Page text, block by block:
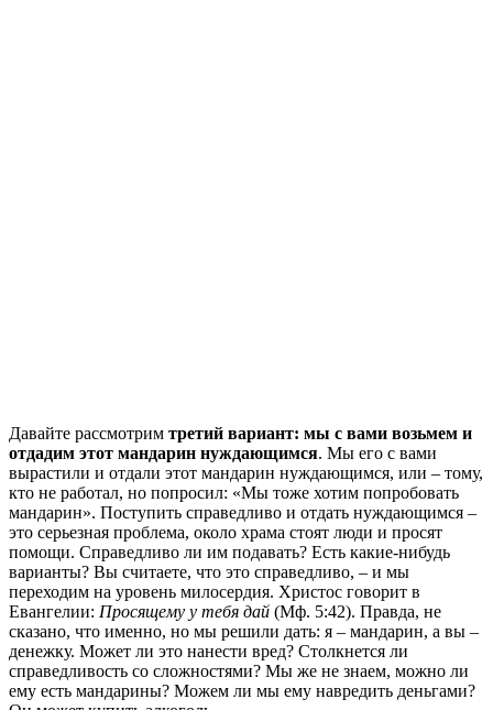
Давайте рассмотрим третий вариант: мы с вами возьмем и
отдадим этот мандарин нуждающимся. Мы его с вами
вырастили и отдали этот мандарин нуждающимся, или – тому,
кто не работал, но попросил: «Мы тоже хотим попробовать
мандарин». Поступить справедливо и отдать нуждающимся –
это серьезная проблема, около храма стоят люди и просят
помощи. Справедливо ли им подавать? Есть какие-нибудь
варианты? Вы считаете, что это справедливо, – и мы
переходим на уровень милосердия. Христос говорит в
Евангелии: Просящему у тебя дай (Мф. 5:42). Правда, не
сказано, что именно, но мы решили дать: я – мандарин, а вы –
денежку. Может ли это нанести вред? Столкнется ли
справедливость со сложностями? Мы же не знаем, можно ли
ему есть мандарины? Можем ли мы ему навредить деньгами?